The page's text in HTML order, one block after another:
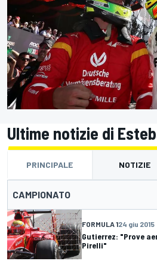
Ultime notizie di
PRINCIPALE NOTIZIE
CAMPIONATO
FORMULA 124 giu 2015
Gutierrez: "Prove
Pirelli"